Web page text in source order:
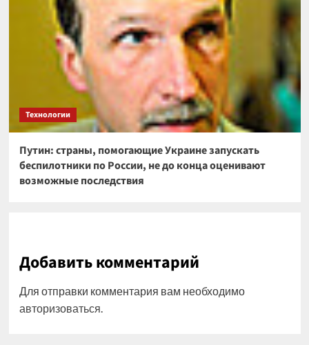
Технологии
Путин: страны, помогающие Украине запускать
беспилотники по России, не до конца оценивают
возможные последствия
Добавить комментарий
Для отправки комментария вам необходимо
авторизоваться